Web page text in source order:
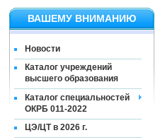
ВАШЕМУ ВНИМАНИЮ
Новости
Каталог учреждений
высшего образования
Каталог специальностей
ОКРБ 011-2022
ЦЭ/ЦТ в 2026 г.